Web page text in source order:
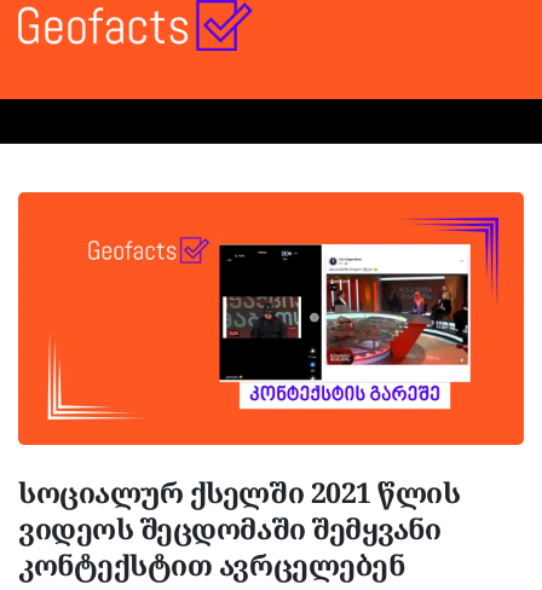
სოციალურ ქსელში 2021 წლის
ვიდეოს შეცდომაში შემყვანი
კონტექსტით ავრცელებენ